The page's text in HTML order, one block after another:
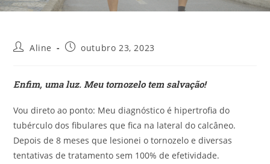
Aline outubro 23, 2023
Enfim, uma luz. Meu tornozelo tem salvação!
Vou direto ao ponto: Meu diagnóstico é hipertrofia do
tubérculo dos fibulares que fica na lateral do calcâneo.
Depois de 8 meses que lesionei o tornozelo e diversas
tentativas de tratamento sem 100% de efetividade.